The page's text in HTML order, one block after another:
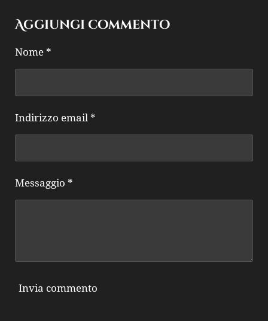
Aggiungi commento
Nome *
Indirizzo email *
Messaggio *
Invia commento